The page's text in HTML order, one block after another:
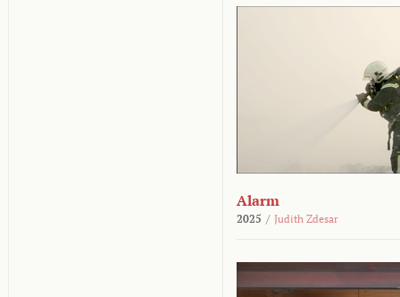
Alarm
2025 / Judith Zdesar